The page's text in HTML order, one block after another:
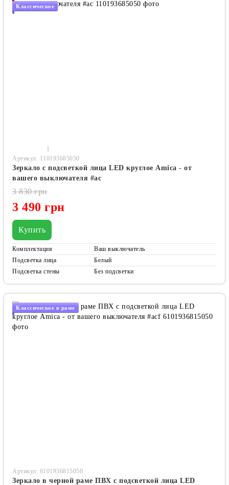
Классическое
1
Артикул: 110193685050
Зеркало с подсветкой лица LED круглое Amica - от
вашего выключателя #ac
3 490 грн
3 830 грн
Купить
Комплектация
Ваш выключатель
Подсветка лица
Белый
Подсветка стены
Без подсветки
Классическое в раме
Артикул: 6101936815050
Зеркало в черной раме ПВХ с подсветкой лица LED